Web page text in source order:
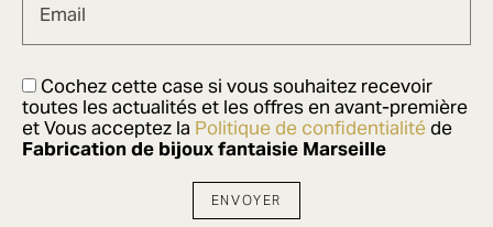
Email
Cochez cette case si vous souhaitez recevoir
toutes les actualités et les offres en avant-première
et Vous acceptez la Politique de confidentialitéde
Fabrication de bijoux fantaisie Marseille